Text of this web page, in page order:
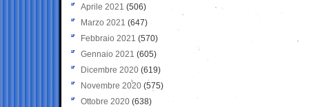
Aprile 2021 (506)
Marzo 2021 (647)
Febbraio 2021 (570)
Gennaio 2021 (605)
Dicembre 2020 (619)
Novembre 2020 (575)
Ottobre 2020 (638)